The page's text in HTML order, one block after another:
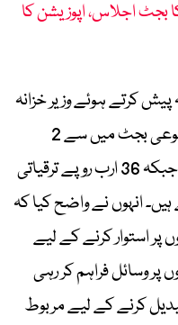
بجٹ اجلاس، اپوزیشن کا
پیش کرتے ہوئے وزیر خزانہ
چوہدری قاسم مجید نے بتایا کہ مجموعی بجٹ میں سے 2
کھرب 50 ارب روپے جاری اخراجات جبکہ 36 ارب روپے ترقیاتی
انہوں نے واضح کیا کہ
استوار کرنے کے لیے
وسائل فراہم کر رہی
کرنے کے لیے مربوط